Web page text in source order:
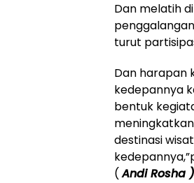
Dan melatih
turut
Dan harapan
kedepannya
bentuk
destinasi
(Andi Rosha )